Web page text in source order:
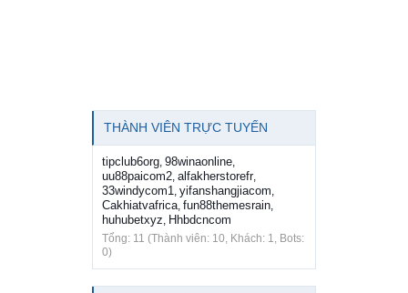
THÀNH VIÊN TRỰC TUYẾN
tipclub6org, 98winaonline,
uu88paicom2, alfakherstorefr,
33windycom1, yifanshangjiacom,
Cakhiatvafrica, fun88themesrain,
huhubetxyz, Hhbdcncom
Tổng: 11 (Thành viên: 10, Khách: 1, Bots:
0)